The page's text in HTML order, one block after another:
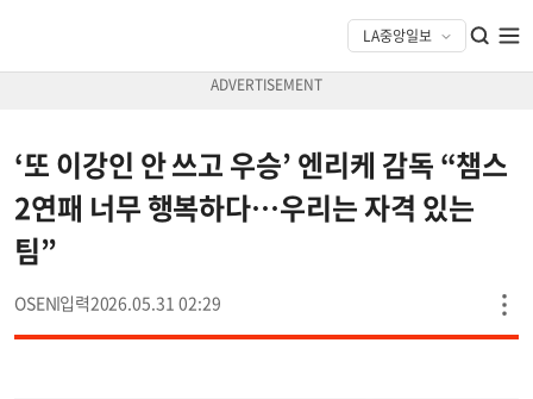
‘또 이강인 안 쓰고 우승’ 엔리케 감독 “챔스
2연패 너무 행복하다…우리는 자격 있는
팀”
OSEN 2026.05.31 02:29